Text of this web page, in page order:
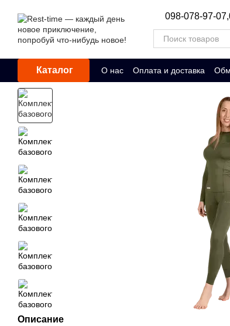
098-078-97-07,
Каталог О нас Оплата и доставка
Описание